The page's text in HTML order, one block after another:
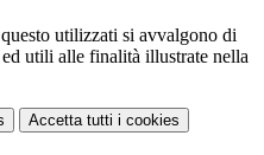
utilizzati si avvalgono di
utili alle finalità illustrate nella
Accetta tutti i cookies